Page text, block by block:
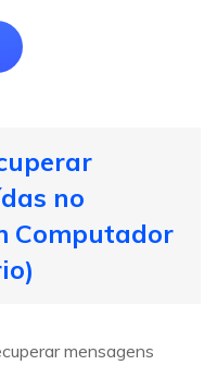
no
Computador
mensagens